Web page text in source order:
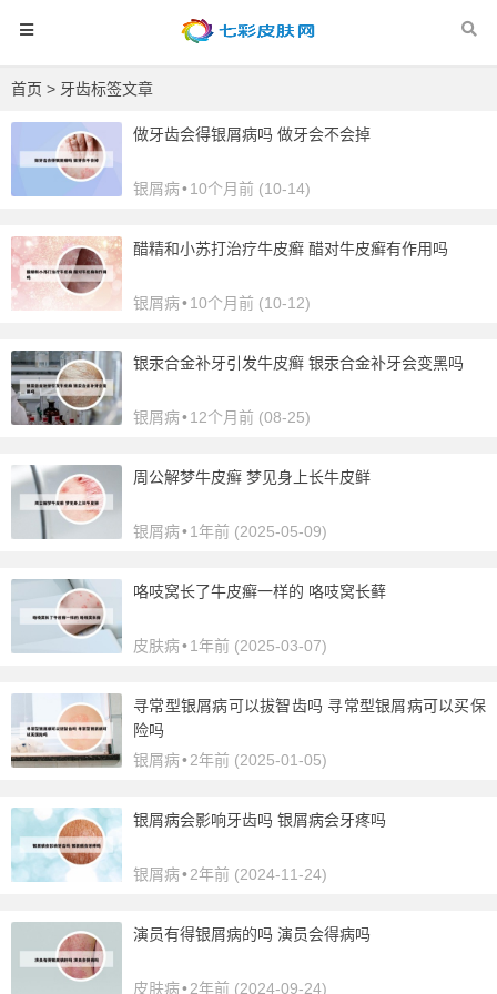
首页 > 牙齿标签文章
做牙齿会得银屑病吗 做牙会不会掉
银屑病•10个月前 (10-14)
醋精和小苏打治疗牛皮癣 醋对牛皮癣有作用吗
银屑病•10个月前 (10-12)
银汞合金补牙引发牛皮癣 银汞合金补牙会变黑吗
银屑病•12个月前 (08-25)
周公解梦牛皮癣 梦见身上长牛皮鲜
银屑病•1年前 (2025-05-09)
咯吱窝长了牛皮癣一样的 咯吱窝长藓
皮肤病•1年前 (2025-03-07)
寻常型银屑病可以拔智齿吗 寻常型银屑病可以买保
险吗
银屑病•2年前 (2025-01-05)
银屑病会影响牙齿吗 银屑病会牙疼吗
银屑病•2年前 (2024-11-24)
演员有得银屑病的吗 演员会得病吗
皮肤病•2年前 (2024-09-24)